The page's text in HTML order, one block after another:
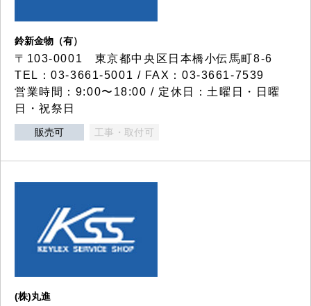
鈴新金物（有）
〒103-0001 東京都中央区日本橋小伝馬町8-6
TEL：03-3661-5001 / FAX：03-3661-7539
営業時間：9:00〜18:00 / 定休日：土曜日・日曜
日・祝祭日
販売可 工事・取付可
(株)丸進